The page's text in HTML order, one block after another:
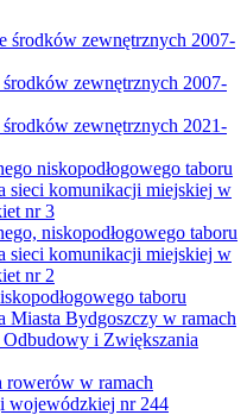
środków zewnętrznych 2007-
zewnętrznych 2007-
zewnętrznych 2021-
niskopodłogowego taboru
sieci komunikacji miejskiej w
nr 3
niskopodłogowego taboru
sieci komunikacji miejskiej w
nr 2
taboru
Miasta Bydgoszczy w ramach
i Zwiększania
w ramach
wojewódzkiej nr 244